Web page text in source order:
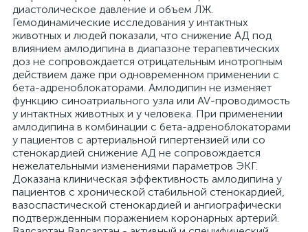
диастолическое давление и объем ЛЖ.
Гемодинамические исследования у интактных
животных и людей показали, что снижение АД под
влиянием амлодипина в диапазоне терапевтических
доз не сопровождается отрицательным инотропным
действием даже при одновременном применении с
бета-адреноблокаторами. Амлодипин не изменяет
функцию синоатриального узла или AV-проводимость
у интактных животных и у человека. При применении
амлодипина в комбинации с бета-адреноблокаторами
у пациентов с артериальной гипертензией или со
стенокардией снижение АД не сопровождается
нежелательными изменениями параметров ЭКГ.
Доказана клиническая эффективность амлодипина у
пациентов с хронической стабильной стенокардией,
вазоспастической стенокардией и ангиографически
подтвержденным поражением коронарных артерий.